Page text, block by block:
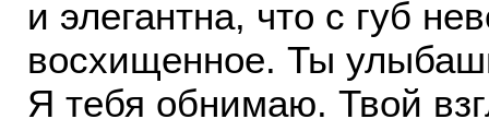
и элегантна, что с губ
восхищенное. Ты
Я тебя обнимаю. Твой